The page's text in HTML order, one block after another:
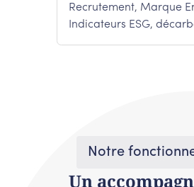
Recrutement, Marque
Indicateurs ESG,
Notre
Un